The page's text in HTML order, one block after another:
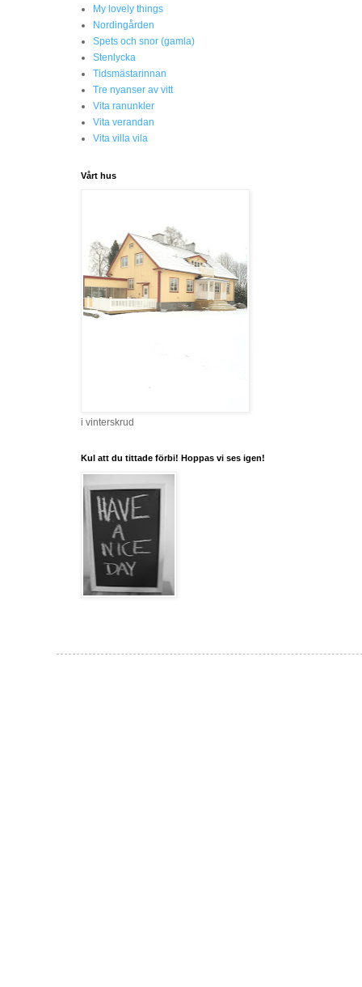
My lovely things
Nordingården
Spets och snor (gamla)
Stenlycka
Tidsmästarinnan
Tre nyanser av vitt
Vita ranunkler
Vita verandan
Vita villa vila
Vårt hus
i vinterskrud
Kul att du tittade förbi! Hoppas vi ses igen!